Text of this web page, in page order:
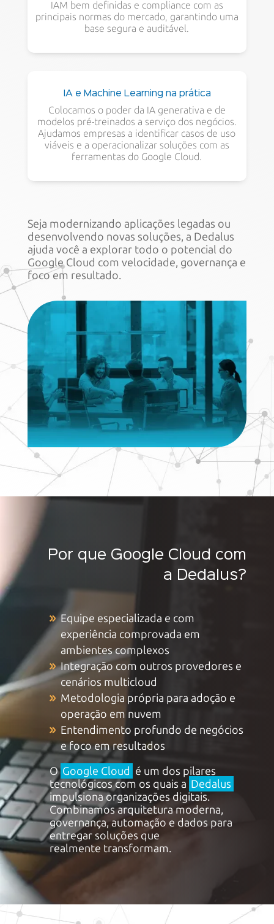
IAM bem definidas e compliance com as
principais normas do mercado, garantindo uma
base segura e auditável.
IA e Machine Learning na prática
Colocamos o poder da IA generativa e de
modelos pré-treinados a serviço dos negócios.
Ajudamos empresas a identificar casos de uso
viáveis e a operacionalizar soluções com as
ferramentas do Google Cloud.
Seja modernizando aplicações legadas ou
desenvolvendo novas soluções, a Dedalus
ajuda você a explorar todo o potencial do
Google Cloud com velocidade, governança e
focoem resultado.
Por que Google Cloud com
a Dedalus?
Equipe especializada e com
experiência comprovada em
ambientes complexos
Integração com outros provedores e
cenários multicloud
Metodologia própria para adoção e
operação em nuvem
Entendimento profundo de negócios
e foco em resultados
OGoogle Cloud é um dos pilares
tecnológicos com os quais a Dedalus
impulsiona organizações digitais.
Combinamos arquitetura moderna,
governança, automação e dados para
entregar soluções que
realmente transformam.